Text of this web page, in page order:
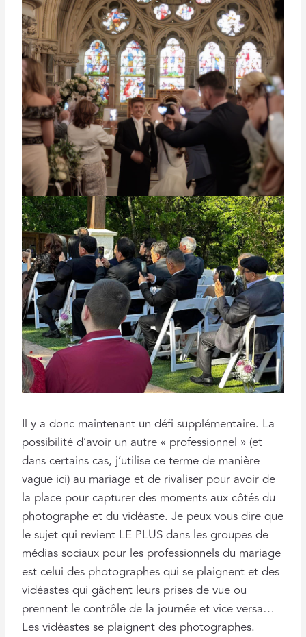
Il y a donc maintenant un défi supplémentaire. La
possibilité d’avoir un autre « professionnel » (et
dans certains cas, j’utilise ce terme de manière
vague ici) au mariage et de rivaliser pour avoir de
la place pour capturer des moments aux côtés du
photographe et du vidéaste. Je peux vous dire que
le sujet qui revient LE PLUS dans les groupes de
médias sociaux pour les professionnels du mariage
est celui des photographes qui se plaignent et des
vidéastes qui gâchent leurs prises de vue ou
prennent le contrôle de la journée et vice versa…
Les vidéastes se plaignent des photographes.